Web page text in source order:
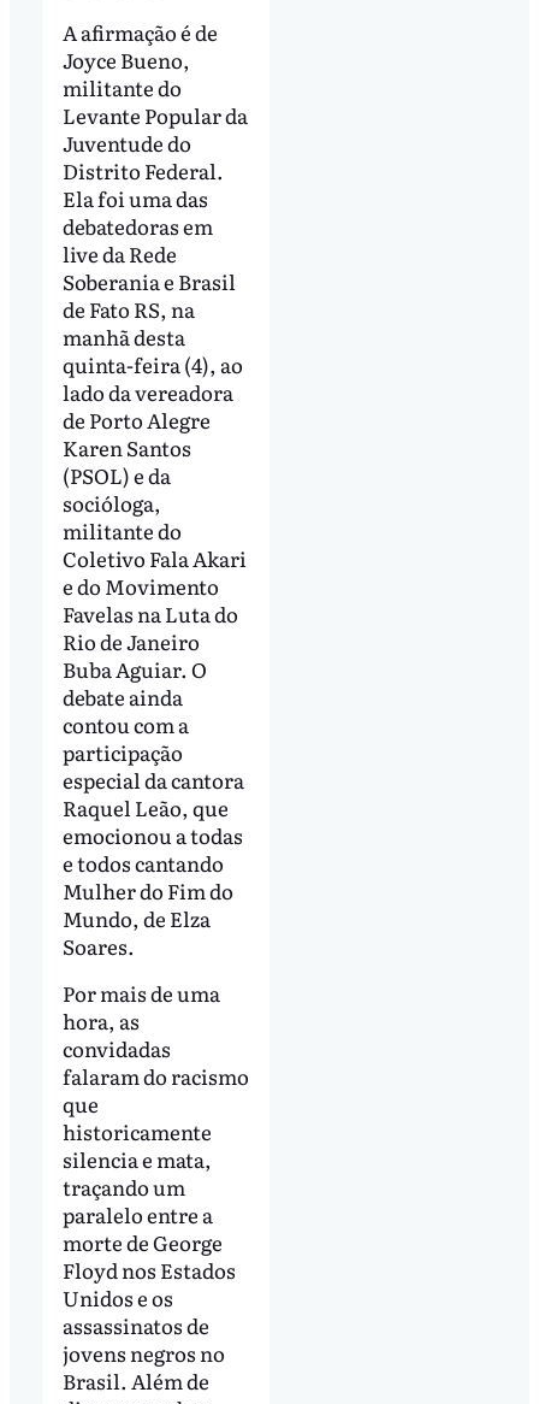
A afirmação é de
Joyce Bueno,
militante do
Levante Popular da
Juventude do
Distrito Federal.
Ela foi uma das
debatedoras em
live da Rede
Soberania e Brasil
de Fato RS, na
manhã desta
quinta-feira (4), ao
lado da vereadora
de Porto Alegre
Karen Santos
(PSOL) e da
socióloga,
militante do
Coletivo Fala Akari
e do Movimento
Favelas na Luta do
Rio de Janeiro
Buba Aguiar. O
debate ainda
contou com a
participação
especial da cantora
Raquel Leão, que
emocionou a todas
e todos cantando
Mulher do Fim do
Mundo, de Elza
Soares.
Por mais de uma
hora, as
convidadas
falaram do racismo
que
historicamente
silencia e mata,
traçando um
paralelo entre a
morte de George
Floyd nos Estados
Unidos e os
assassinatos de
jovens negros no
Brasil. Além de